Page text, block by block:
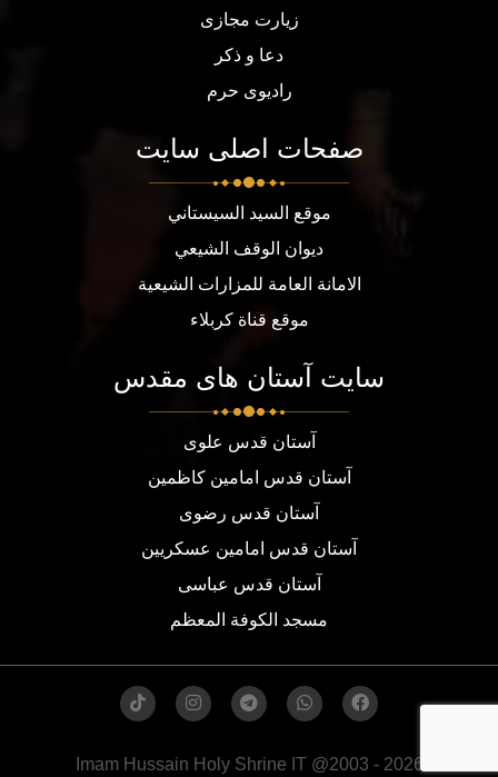
زیارت مجازی
دعا و ذکر
رادیوی حرم
صفحات اصلی سایت
موقع السيد السيستاني
ديوان الوقف الشيعي
الامانة العامة للمزارات الشيعية
موقع قناة كربلاء
سایت آستان های مقدس
آستان قدس علوی
آستان قدس امامین کاظمین
آستان قدس رضوی
آستان قدس امامین عسکریین
آستان قدس عباسی
مسجد الكوفة المعظم
Imam Hussain Holy Shrine IT @2003 - 2026